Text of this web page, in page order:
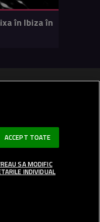
în Ibiza în
ACCEPT TOATE
SA MODIFIC
INDIVIDUAL